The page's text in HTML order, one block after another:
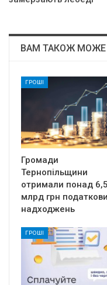
ВАМ ТАКОЖ
ГРОШІ
Громади
Тернопільщини
отримали понад 6,5
млрд грн
надходжень
ГРОШІ